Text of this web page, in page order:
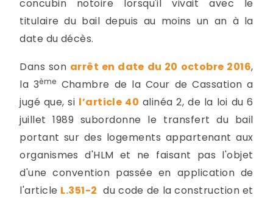
concubin notoire lorsqu'il vivait avec le
titulaire du bail depuis au moins un an à la
date du décès.
Dans son arrêt en date du 20 octobre 2016,
la 3ème Chambre de la Cour de Cassation a
jugé que, si l’article 40 alinéa 2, de la loi du 6
juillet 1989 subordonne le transfert du bail
portant sur des logements appartenant aux
organismes d'HLM et ne faisant pas l'objet
d'une convention passée en application de
l'article L.351-2 du code de la construction et